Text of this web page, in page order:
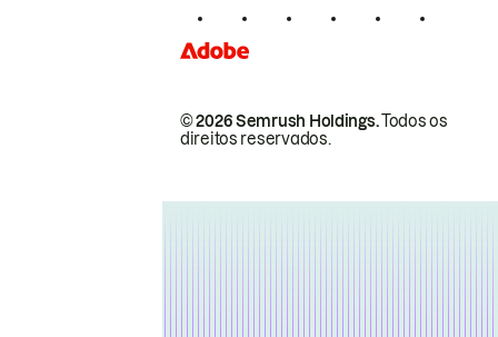
© 2026 Semrush Holdings.Todos os
direitos reservados.